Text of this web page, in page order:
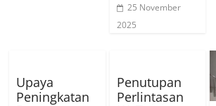
25 November
2025
Upaya
Peningkatan
Penutupan
Perlintasan